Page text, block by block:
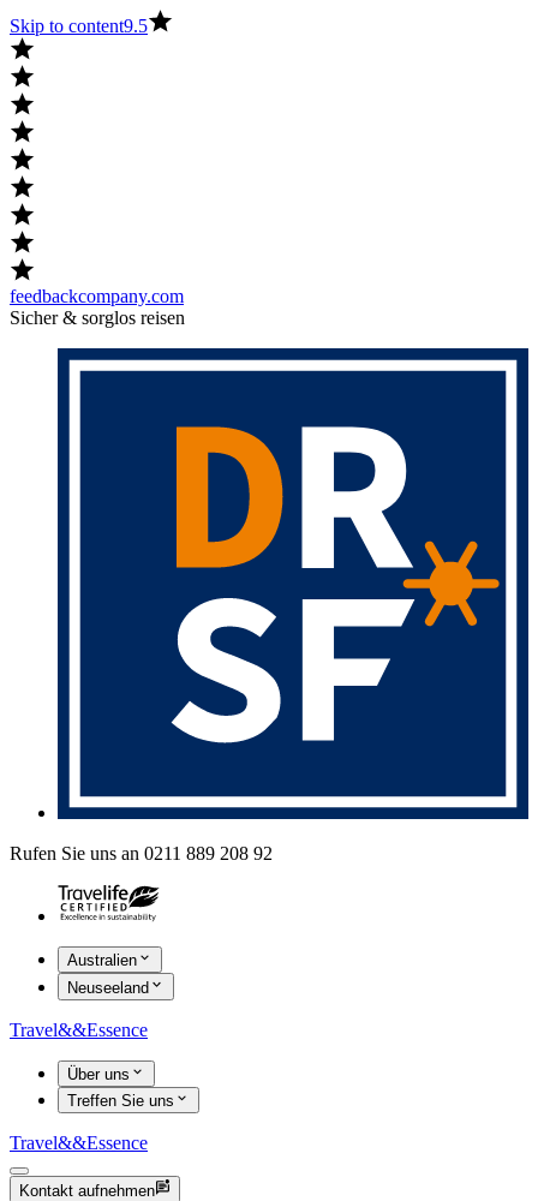
Skip to content9.5
feedbackcompany.com
Sicher & sorglos reisen
Rufen Sie uns an 0211 889 208 92
Australien
Neuseeland
Travel&&Essence
Über uns
Treffen Sie uns
Travel&&Essence
Kontakt aufnehmen